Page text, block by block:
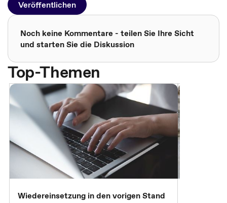
Veröffentlichen
Noch keine Kommentare - teilen Sie Ihre Sicht
und starten Sie die Diskussion
Top-Themen
Wiedereinsetzung in den vorigen Stand